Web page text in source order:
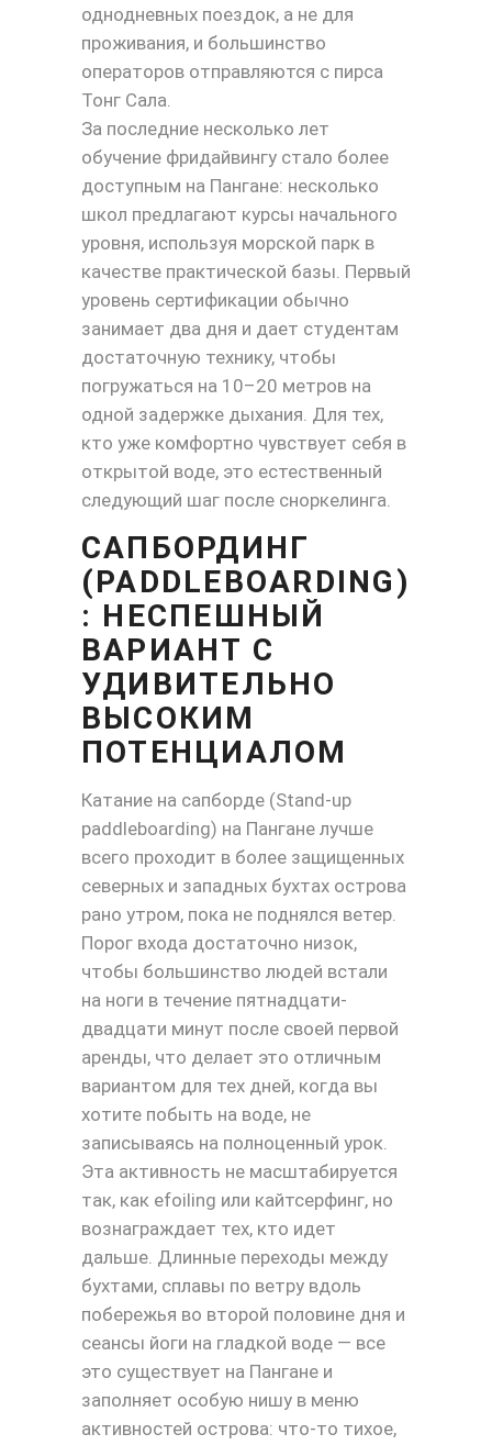
однодневных поездок, а не для
проживания, и большинство
операторов отправляются с пирса
Тонг Сала.
За последние несколько лет
обучение фридайвингу стало более
доступным на Пангане: несколько
школ предлагают курсы начального
уровня, используя морской парк в
качестве практической базы. Первый
уровень сертификации обычно
занимает два дня и дает студентам
достаточную технику, чтобы
погружаться на 10–20 метров на
одной задержке дыхания. Для тех,
кто уже комфортно чувствует себя в
открытой воде, это естественный
следующий шаг после сноркелинга.
САПБОРДИНГ
(PADDLEBOARDING)
: НЕСПЕШНЫЙ
ВАРИАНТ С
УДИВИТЕЛЬНО
ВЫСОКИМ
ПОТЕНЦИАЛОМ
Катание на сапборде (Stand-up
paddleboarding) на Пангане лучше
всего проходит в более защищенных
северных и западных бухтах острова
рано утром, пока не поднялся ветер.
Порог входа достаточно низок,
чтобы большинство людей встали
на ноги в течение пятнадцати-
двадцати минут после своей первой
аренды, что делает это отличным
вариантом для тех дней, когда вы
хотите побыть на воде, не
записываясь на полноценный урок.
Эта активность не масштабируется
так, как efoiling или кайтсерфинг, но
вознаграждает тех, кто идет
дальше. Длинные переходы между
бухтами, сплавы по ветру вдоль
побережья во второй половине дня и
сеансы йоги на гладкой воде — все
это существует на Пангане и
заполняет особую нишу в меню
активностей острова: что-то тихое,